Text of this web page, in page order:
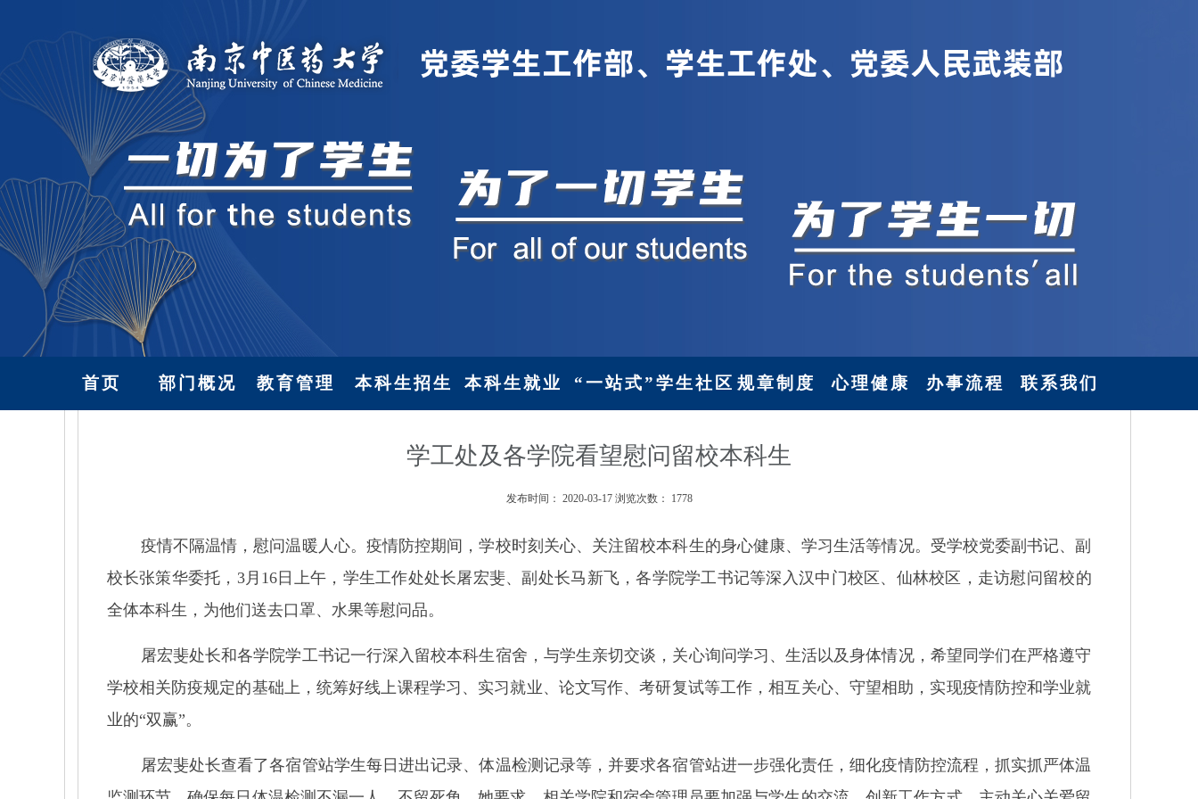
首页 部门概况 教育管理 本科生招生 本科生就业 “一站式”学生社区 规章制度 心理健康 办事流程 联系我们
学工处及各学院看望慰问留校本科生
发布时间： 2020-03-17 浏览次数： 1778
疫情不隔温情，慰问温暖人心。疫情防控期间，学校时刻关心、关注留校本科生的身心健康、学习生活等情况。受学校党委副书记、副
校长张策华委托， 3月 16 日上午，学生工作处处长屠宏斐、副处长马新飞，各学院学工书记等深入汉中门校区、仙林校区，走访慰问留校的
全体本科生，为他们送去口罩、水果等慰问品。
屠宏斐处长和各学院学工书记一行深入留校本科生宿舍，与学生亲切交谈，关心询问学习、生活以及身体情况，希望同学们在严格遵守
学校相关防疫规定的基础上，统筹好线上课程学习、实习就业、论文写作、考研复试等工作，相互关心、守望相助，实现疫情防控和学业就
业的“双赢”。
屠宏斐处长查看了各宿管站学生每日进出记录、体温检测记录等，并要求各宿管站进一步强化责任，细化疫情防控流程，抓实抓严体温